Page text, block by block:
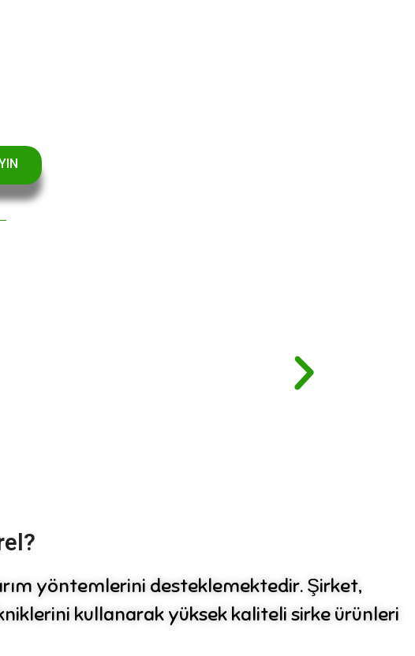
yöntemlerini desteklemektedir. Şirket,
kullanarak yüksek kaliteli sirke ürünleri